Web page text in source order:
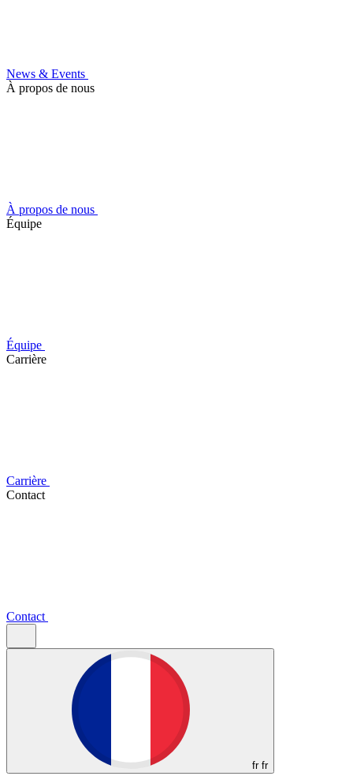
News & Events
À propos de nous
À propos de nous
Équipe
Équipe
Carrière
Carrière
Contact
Contact
fr fr